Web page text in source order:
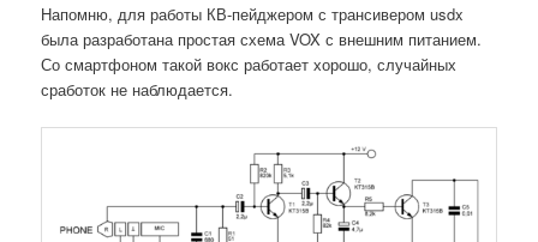
Напомню, для работы КВ-пейджером с трансивером usdx
была разработана простая схема VOX с внешним питанием.
Со смартфоном такой вокс работает хорошо, случайных
сработок не наблюдается.